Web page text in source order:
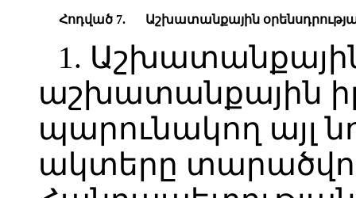
Հոդված 7. Աշխատանքային
1.
աշխատանքային
պարունակող այլ
ակտերը